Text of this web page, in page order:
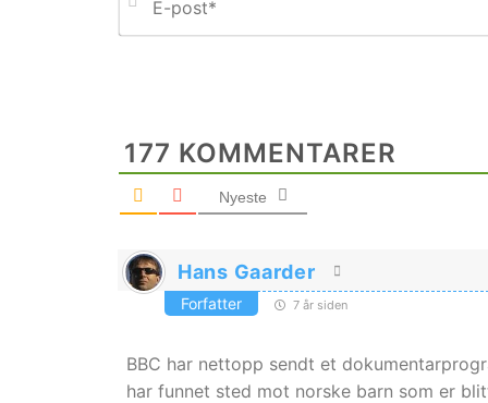
177 KOMMENTARER
Nyeste
Hans Gaarder
Forfatter 7 år siden
BBC har nettopp sendt et
har funnet sted mot norske barn som er